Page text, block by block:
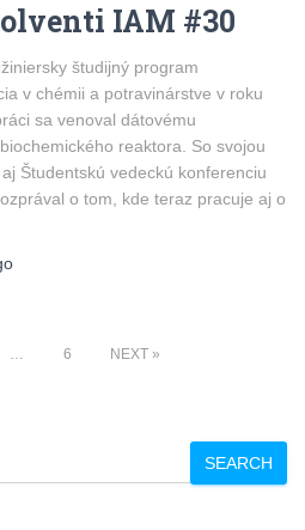
IAM #30
študijný program
v chémii a potravinárstve v roku
sa venoval dátovému
reaktora. So svojou
Študentskú vedeckú konferenciu
o tom, kde teraz pracuje aj o
… 6 NEXT
SEARCH